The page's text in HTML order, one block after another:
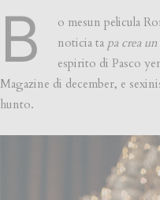
B
o mesun pelicula
noticia ta pa crea
espirito di Pasco
Magazine di december, e
hunto.